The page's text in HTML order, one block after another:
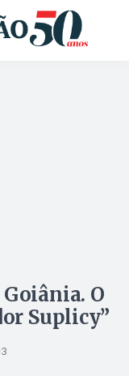
O
Suplicy”